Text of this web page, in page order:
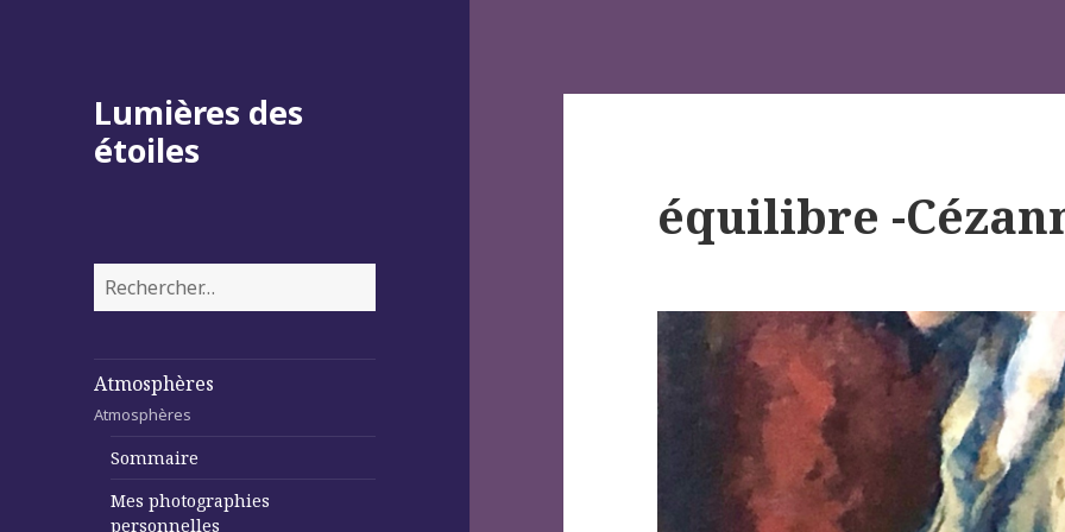
Lumières des
étoiles
Rechercher :
Atmosphères
Atmosphères
Sommaire
Mes photographies
personnelles
équilibre -